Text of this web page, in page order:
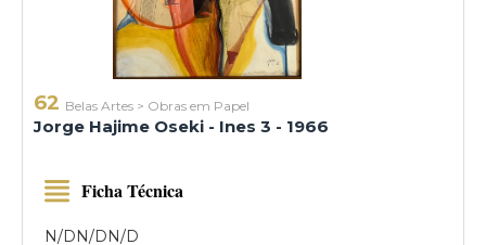
62 Belas Artes > Obras em Papel
Jorge Hajime Oseki - Ines 3 - 1966
Ficha Técnica
N/DN/DN/D